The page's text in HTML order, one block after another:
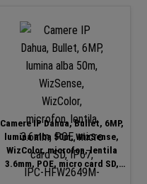
Camere IP Dahua, Bullet, 6MP,
lumina alba 50m, WizSense,
WizColor, microfon, lentila
3.6mm, POE, micro card SD,
IP67, IPC-HFW2649M-S-LED-